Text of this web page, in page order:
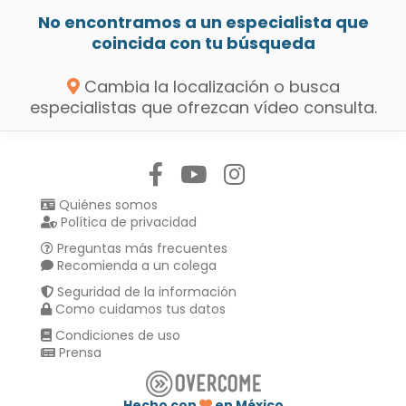
No encontramos a un especialista que
coincida con tu búsqueda
Cambia la localización o busca
especialistas que ofrezcan vídeo consulta.
Quiénes somos
Política de privacidad
Preguntas más frecuentes
Recomienda a un colega
Seguridad de la información
Como cuidamos tus datos
Condiciones de uso
Prensa